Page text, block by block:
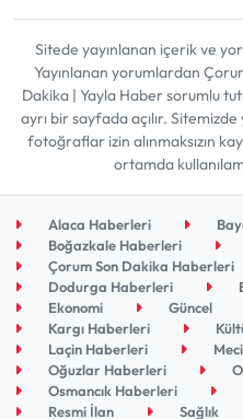
Sitede yayınlanan içerik ve
Yayınlanan yorumlardan
Dakika | Yayla Haber sorumlu
ayrı bir sayfada açılır.
fotoğraflar izin alınmaksızın
ortamda
Alaca Haberleri
Boğazkale Haberleri
Çorum Son Dakika Haberleri
Dodurga Haberleri
Ekonomi
Güncel
Kargı Haberleri
Laçin Haberleri
Oğuzlar Haberleri
Osmancık Haberleri
Resmi İlan
Sağlık